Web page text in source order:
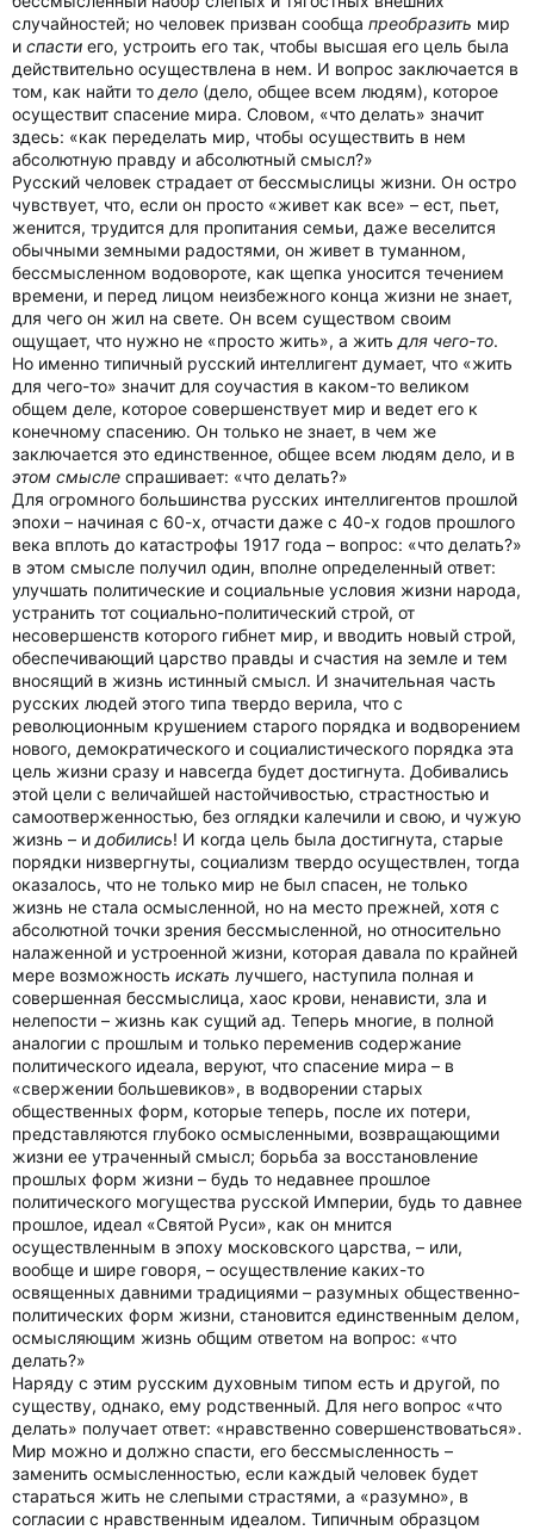
случайностей; но человек призван сообща преобразить мир
и спасти его, устроить его так, чтобы высшая его цель была
действительно осуществлена в нем. И вопрос заключается в
том, как найти то дело (дело, общее всем людям), которое
осуществит спасение мира. Словом, «что делать» значит
здесь: «как переделать мир, чтобы осуществить в нем
абсолютную правду и абсолютный смысл?»
Русский человек страдает от бессмыслицы жизни. Он остро
чувствует, что, если он просто «живет как все» – ест, пьет,
женится, трудится для пропитания семьи, даже веселится
обычными земными радостями, он живет в туманном,
бессмысленном водовороте, как щепка уносится течением
времени, и перед лицом неизбежного конца жизни не знает,
для чего он жил на свете. Он всем существом своим
ощущает, что нужно не «просто жить», а жить для чего-то.
Но именно типичный русский интеллигент думает, что «жить
для чего-то» значит для соучастия в каком-то великом
общем деле, которое совершенствует мир и ведет его к
конечному спасению. Он только не знает, в чем же
заключается это единственное, общее всем людям дело, и в
этом смысле спрашивает: «что делать?»
Для огромного большинства русских интеллигентов прошлой
эпохи – начиная с 60-х, отчасти даже с 40-х годов прошлого
века вплоть до катастрофы 1917 года – вопрос: «что делать?»
в этом смысле получил один, вполне определенный ответ:
улучшать политические и социальные условия жизни народа,
устранить тот социально-политический строй, от
несовершенств которого гибнет мир, и вводить новый строй,
обеспечивающий царство правды и счастия на земле и тем
вносящий в жизнь истинный смысл. И значительная часть
русских людей этого типа твердо верила, что с
революционным крушением старого порядка и водворением
нового, демократического и социалистического порядка эта
цель жизни сразу и навсегда будет достигнута. Добивались
этой цели с величайшей настойчивостью, страстностью и
самоотверженностью, без оглядки калечили и свою, и чужую
жизнь – и добились! И когда цель была достигнута, старые
порядки низвергнуты, социализм твердо осуществлен, тогда
оказалось, что не только мир не был спасен, не только
жизнь не стала осмысленной, но на место прежней, хотя с
абсолютной точки зрения бессмысленной, но относительно
налаженной и устроенной жизни, которая давала по крайней
мере возможность искать лучшего, наступила полная и
совершенная бессмыслица, хаос крови, ненависти, зла и
нелепости – жизнь как сущий ад. Теперь многие, в полной
аналогии с прошлым и только переменив содержание
политического идеала, веруют, что спасение мира – в
«свержении большевиков», в водворении старых
общественных форм, которые теперь, после их потери,
представляются глубоко осмысленными, возвращающими
жизни ее утраченный смысл; борьба за восстановление
прошлых форм жизни – будь то недавнее прошлое
политического могущества русской Империи, будь то давнее
прошлое, идеал «Святой Руси», как он мнится
осуществленным в эпоху московского царства, – или,
вообще и шире говоря, – осуществление каких-то
освященных давними традициями – разумных общественно-
политических форм жизни, становится единственным делом,
осмысляющим жизнь общим ответом на вопрос: «что
делать?»
Наряду с этим русским духовным типом есть и другой, по
существу, однако, ему родственный. Для него вопрос «что
делать» получает ответ: «нравственно совершенствоваться».
Мир можно и должно спасти, его бессмысленность –
заменить осмысленностью, если каждый человек будет
стараться жить не слепыми страстями, а «разумно», в
согласии с нравственным идеалом. Типичным образцом